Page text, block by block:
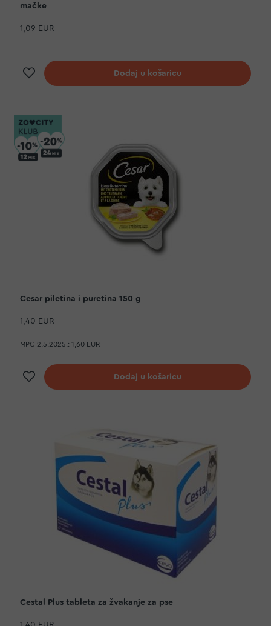
mačke
1,09 EUR
Dodaj na listu želja
Dodaj u košaricu
Cesar piletina i puretina 150 g
1,40 EUR
MPC 2.5.2025.: 1,60 EUR
Dodaj na listu želja
Dodaj u košaricu
Cestal Plus tableta za žvakanje za pse